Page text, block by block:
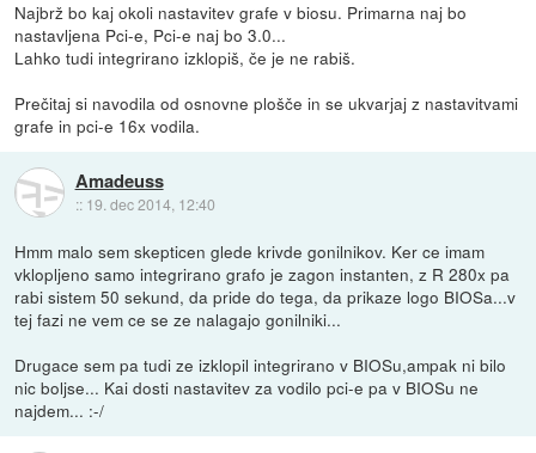
Najbrž bo kaj okoli nastavitev grafe v biosu. Primarna naj bo
nastavljena Pci-e, Pci-e naj bo 3.0...
Lahko tudi integrirano izklopiš, če je ne rabiš.
Prečitaj si navodila od osnovne plošče in se ukvarjaj z nastavitvami
grafe in pci-e 16x vodila.
Amadeuss
:: 19. dec 2014, 12:40
Hmm malo sem skepticen glede krivde gonilnikov. Ker ce imam
vklopljeno samo integrirano grafo je zagon instanten, z R 280x pa
rabi sistem 50 sekund, da pride do tega, da prikaze logo BIOSa...v
tej fazi ne vem ce se ze nalagajo gonilniki...
Drugace sem pa tudi ze izklopil integrirano v BIOSu,ampak ni bilo
nic boljse... Kai dosti nastavitev za vodilo pci-e pa v BIOSu ne
najdem... :-/